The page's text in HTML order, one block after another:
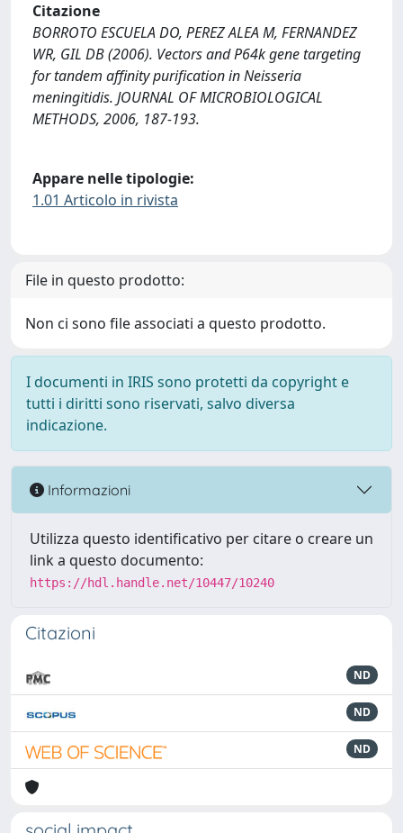
Citazione
BORROTO ESCUELA DO, PEREZ ALEA M, FERNANDEZ
WR, GIL DB (2006). Vectors and P64k gene targeting
for tandem affinity purification in Neisseria
meningitidis. JOURNAL OF MICROBIOLOGICAL
METHODS, 2006, 187-193.
Appare nelle tipologie:
1.01 Articolo in rivista
File in questo prodotto:
Non ci sono file associati a questo prodotto.
I documenti in IRIS sono protetti da copyright e
tutti i diritti sono riservati, salvo diversa
indicazione.
Informazioni
Utilizza questo identificativo per citare o creare un
link a questo documento:
https://hdl.handle.net/10447/10240
Citazioni
ND
ND
ND